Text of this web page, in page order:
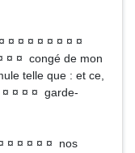
¤ ¤ ¤ ¤ ¤ ¤ ¤ ¤
¤ ¤ congé de mon
telle que : et ce,
¤ ¤ ¤ ¤ garde-
¤ ¤ ¤ ¤ ¤ nos